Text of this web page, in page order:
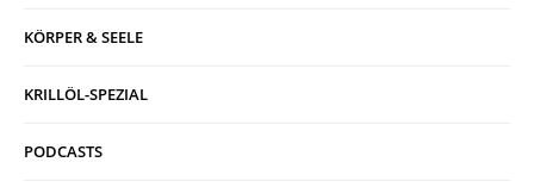
KÖRPER & SEELE
KRILLÖL-SPEZIAL
PODCASTS